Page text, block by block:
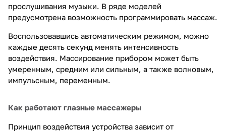
прослушивания музыки. В ряде моделей
предусмотрена возможность программировать массаж.
Воспользовавшись автоматическим режимом, можно
каждые десять секунд менять интенсивность
воздействия. Массирование прибором может быть
умеренным, средним или сильным, а также волновым,
импульсным, переменным.
Как работают глазные массажеры
Принцип воздействия устройства зависит от